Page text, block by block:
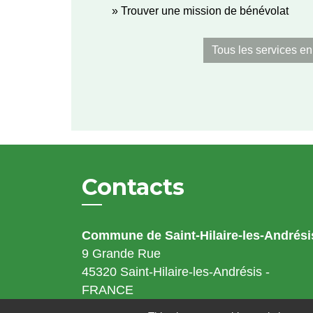
Trouver une mission de bénévolat
Tous les services
Contacts
Commune de Saint-Hilaire-les-
9 Grande Rue
45320 Saint-Hilaire-les-Andrésis -
FRANCE